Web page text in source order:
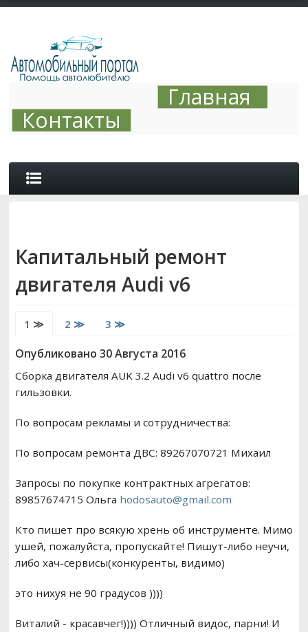
Главная
Контакты
СОВЕТЫ
РЕМОНТ ВАЗ
ВОЖДЕНИЕ
Капитальный ремонт
двигателя Audi v6
1 ≫ 2 ≫ 3 ≫
Опубликовано 30 Августа 2016
Сборка двигателя AUK 3.2 Audi v6 quattro после
гильзовки.
По вопросам рекламы и сотрудничества:
По вопросам ремонта ДВС: 89267070721 Михаил
Запросы по покупке контрактных агрегатов:
89857674715 Ольга hodosauto@gmail.com
Кто пишет про всякую хрень об инструменте. Мимо
ушей, пожалуйста, пропускайте! Пишут-либо неучи,
либо хач-сервисы(конкуренты, видимо)
это нихуя не 90 градусов ))))
Виталий - красавчег!)))) Отличный видос, парни! И